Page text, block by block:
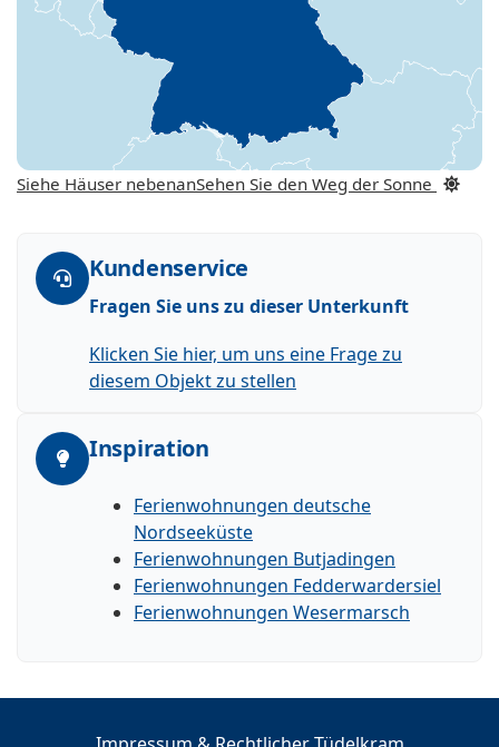
Siehe Häuser nebenanSehen Sie den Weg der Sonne
Kundenservice
Fragen Sie uns zu dieser Unterkunft
Klicken Sie hier, um uns eine Frage zu
diesem Objekt zu stellen
Inspiration
Ferienwohnungen deutsche
Nordseeküste
Ferienwohnungen Butjadingen
Ferienwohnungen Fedderwardersiel
Ferienwohnungen Wesermarsch